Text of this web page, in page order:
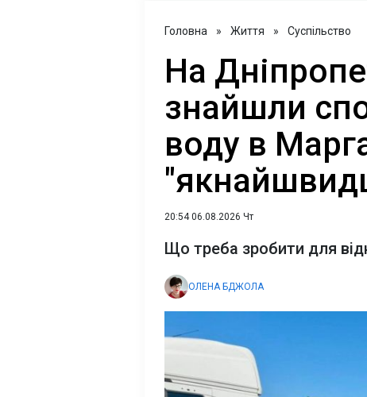
Головна » Життя » Суспільство
На
знайшли
воду в
20:54 06.08.2026 Чт
Що треба зробити для
ОЛЕНА БДЖОЛА